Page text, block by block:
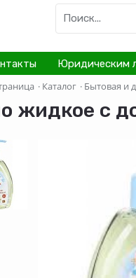
Юридическим
· Каталог · Бытовая и
жидкое с